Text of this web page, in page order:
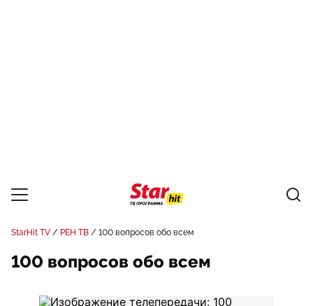
StarHit TV РЕН ТВ 100 вопросов обо всем
100 вопросов обо всем